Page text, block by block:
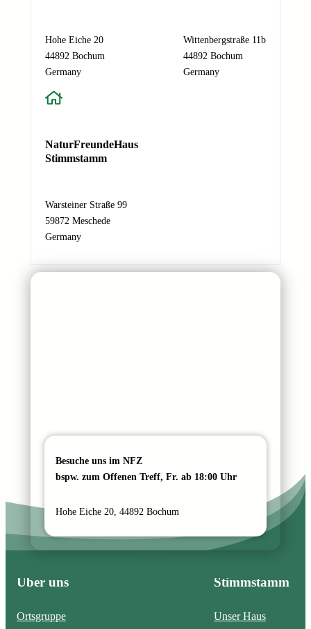
t
E
-
a
-
r
e
s
e
Absenden
Hohe Eiche 20
44892 Bochum
Germany
Wittenbergstraße 11b
44892 Bochum
Germany
NaturFreundeHaus
Stimmstamm
Warsteiner Straße 99
59872 Meschede
Germany
Besuche uns im NFZ
bspw. zum Offenen Treff, Fr. ab 18:00 Uhr
Hohe Eiche 20, 44892 Bochum
Über uns
Ortsgruppe
Stimmstamm
Unser Haus